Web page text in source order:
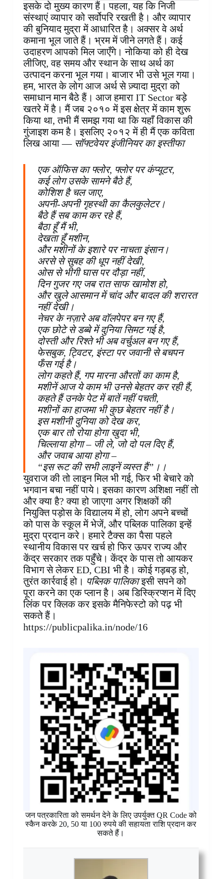
इसके दो मुख्य कारण हैं। पहला, यह कि निजी
संस्थाएं व्यापार को सर्वोपरि रखती है। और व्यापार
की बुनियाद मुद्रा में आधारित है। अक्सर वे अर्थ
कमाना भूल जाते हैं। भ्रम में जीने लगते हैं। कई
उदाहरण आपको मिल जाएँगे। नोकिया को ही देख
लीजिए, वह समय और स्थान के साथ अर्थ का
उत्पादन करना भूल गया। बाजार भी उसे भूल गया।
हम, भारत के लोग आज अर्थ से ज़्यादा मुद्रा को
समाधान मान बैठे हैं। आज हमारा IT Sector बड़े
खतरे में है। मैं जब २०१० में इस क्षेत्र में काम शुरू
किया था, तभी मैं समझ गया था कि यहाँ विकास की
गुंजाइश कम है। इसलिए २०१२ में ही मैं एक कविता
लिख आया — सॉफ्टवेयर इंजीनियर का इस्तीफा
एक ऑफिस का फ्लोर, फ्लोर पर कंप्यूटर,
कई लोग उसके सामने बैठे हैं,
कोशिश है चल जाए,
अपनी-अपनी गृहस्थी का कैलकुलेटर।
बैठे हैं सब काम कर रहे हैं,
बैठा हूँ मैं भी,
देखता हूँ मशीन,
और मशीनों के इशारे पर नाचता इंसान।
अरसे से सुबह की धूप नहीं देखी,
ओस से भीगी घास पर दौड़ा नहीं,
दिन गुजर गए जब रात साफ खामोश हो,
और खुले आसमान में चांद और बादल की शरारत
नहीं देखी।
नेचर के नज़ारे अब वॉलपेपर बन गए हैं,
एक छोटे से डब्बे में दुनिया सिमट गई है,
दोस्ती और रिश्ते भी अब वर्चुअल बन गए हैं,
फेसबुक, ट्विटर, इंस्टा पर जवानी से बचपन
फँस गई है।
लोग कहते हैं, गप मारना औरतों का काम है,
मशीनें आज ये काम भी उनसे बेहतर कर रही हैं,
कहते हैं उनके पेट में बातें नहीं पचती,
मशीनों का हाजमा भी कुछ बेहतर नहीं है।
इस मशीनी दुनिया को देख कर,
एक बार तो रोया होगा खुदा भी,
चिल्लाया होगा – जी ले, जो दो पल दिए हैं,
और जवाब आया होगा –
“इस रूट की सभी लाइनें व्यस्त हैं”।।
युवराज की तो लाइन मिल भी गई, फिर भी बेचारे को
भगवान बचा नहीं पाये। इसका कारण अशिक्षा नहीं तो
और क्या है? क्या हो जाएगा अगर शिक्षकों की
नियुक्ति पड़ोस के विद्यालय में हो, लोग अपने बच्चों
को पास के स्कूल में भेजें, और पब्लिक पालिका इन्हें
मुद्रा प्रदान करे। हमारे टैक्स का पैसा पहले
स्थानीय विकास पर खर्च हो फिर ऊपर राज्य और
केंद्र सरकार तक पहुँचे। केंद्र के पास तो आयकर
विभाग से लेकर ED, CBI भी है। कोई गड़बड़ हो,
तुरंत कार्रवाई हो। पब्लिक पालिकाइसी सपने को
पूरा करने का एक प्लान है। अब डिस्क्रिप्शन में दिए
लिंक पर क्लिक कर इसके मैनिफेस्टो को पढ़ भी
सकते हैं।
https://publicpalika.in/node/16
जन पत्रकारिता को समर्थन देने के लिए उपर्युक्त QR Code को
स्कैन करके 20, 50 या 100 रुपये की सहायता राशि प्रदान कर
सकते हैं।